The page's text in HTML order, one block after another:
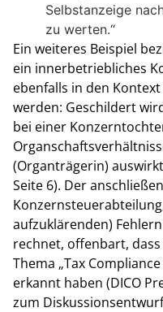
Selbstanzeige
zu werten.“
Ein weiteres Beispiel
ein innerbetriebliches
ebenfalls in den
werden: Geschildert
bei einer
(Organträgerin)
Seite 6). Der
aufzuklärenden)
rechnet, offenbart,
Thema „Tax
erkannt haben (DICO
zum Diskussionsentwurf